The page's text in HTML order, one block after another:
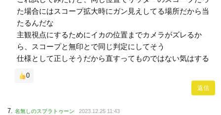
た場合にはスコープ拡大時にガン見えしてる場所だから当
たるんだな
主観視点にするためにイカの位置までカメラがズレるか
ら、スコープと無印とで同じ判定にしてそう
仕様として正しそうだから直すってものではない気はする
0
返信
名無しのスプラトゥーン 2023.12.25 11:43